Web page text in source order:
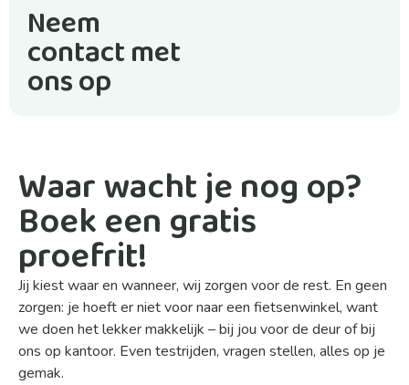
Neem
contact met
ons op
Waar wacht je nog op?
Boek een gratis
proefrit!
Jij kiest waar en wanneer, wij zorgen voor de rest. En geen
zorgen: je hoeft er niet voor naar een fietsenwinkel, want
we doen het lekker makkelijk – bij jou voor de deur of bij
ons op kantoor. Even testrijden, vragen stellen, alles op je
gemak.